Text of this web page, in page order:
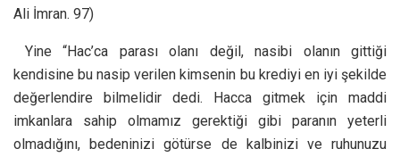
Ali İmran. 97)
Yine “Hac’ca parası olanı değil, nasibi olanın gittiği
kendisine bu nasip verilen kimsenin bu krediyi en iyi şekilde
değerlendire bilmelidir dedi. Hacca gitmek için maddi
imkanlara sahip olmamız gerektiği gibi paranın yeterli
olmadığını, bedeninizi götürse de kalbinizi ve ruhunuzu